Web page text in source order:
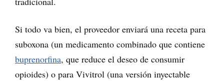
Si todo va bien, el proveedor enviará una receta para
suboxona (un medicamento combinado que contiene
buprenorfina, que reduce el deseo de consumir
opioides) o para Vivitrol (una versión inyectable